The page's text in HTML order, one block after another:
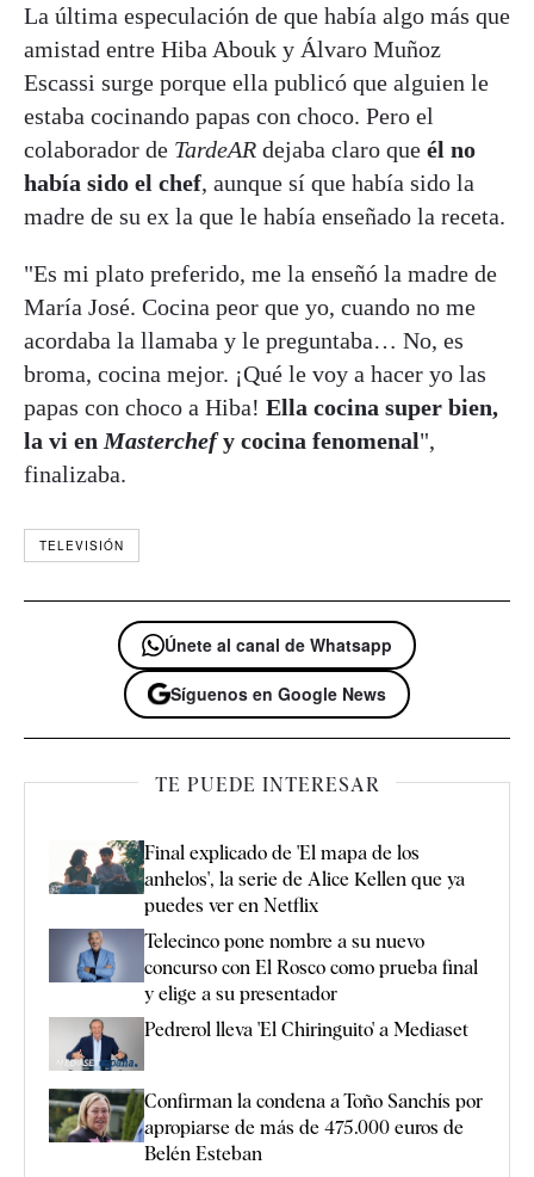
La última especulación de que había algo más que
amistad entre Hiba Abouk y Álvaro Muñoz
Escassi surge porque ella publicó que alguien le
estaba cocinando papas con choco. Pero el
colaborador de TardeAR dejaba claro que él no
había sido el chef, aunque sí que había sido la
madre de su ex la que le había enseñado la receta.
"Es mi plato preferido, me la enseñó la madre de
María José. Cocina peor que yo, cuando no me
acordaba la llamaba y le preguntaba… No, es
broma, cocina mejor. ¡Qué le voy a hacer yo las
papas con choco a Hiba! Ella cocina super bien,
la vi en Masterchefy cocina fenomenal",
finalizaba.
TELEVISIÓN
Únete al canal de Whatsapp
Síguenos en Google News
TE PUEDE INTERESAR
Final explicado de 'El mapa de los
anhelos', la serie de Alice Kellen que ya
puedes ver en Netflix
Telecinco pone nombre a su nuevo
concurso con El Rosco como prueba final
y elige a su presentador
Pedrerol lleva 'El Chiringuito' a Mediaset
Confirman la condena a Toño Sanchís por
apropiarse de más de 475.000 euros de
Belén Esteban